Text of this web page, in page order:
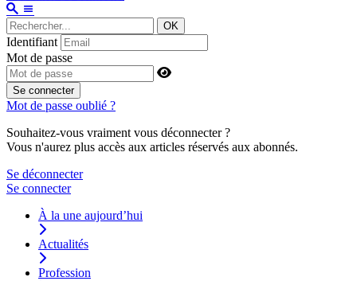
OK
Identifiant
Mot de passe
Se connecter
Mot de passe oublié ?
Souhaitez-vous vraiment vous déconnecter ?
Vous n'aurez plus accès aux articles réservés aux abonnés.
Se déconnecter
Se connecter
À la une aujourd’hui
Actualités
Profession